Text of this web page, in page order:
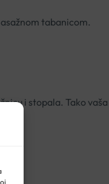
tabanicom.
i stopala. Tako